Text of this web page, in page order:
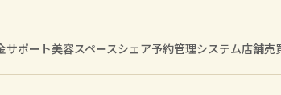
サポート美容スペースシェア予約管理システム店舗売